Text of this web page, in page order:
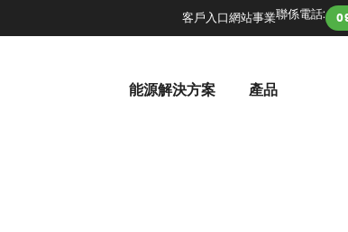
客戶入口網站事業聯係電話:
能源解決方案 產品